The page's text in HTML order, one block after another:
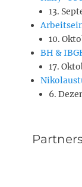
13.
10.
BH &
17.
6.